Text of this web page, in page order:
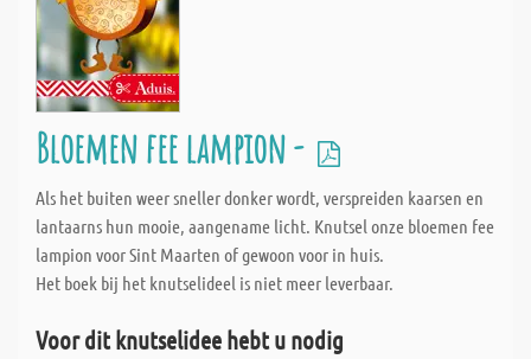
Bloemen fee lampion -
Als het buiten weer sneller donker wordt, verspreiden kaarsen en
lantaarns hun mooie, aangename licht. Knutsel onze bloemen fee
lampion voor Sint Maarten of gewoon voor in huis.
Het boek bij het knutselideel is niet meer leverbaar.
Voor dit knutselidee hebt u nodig